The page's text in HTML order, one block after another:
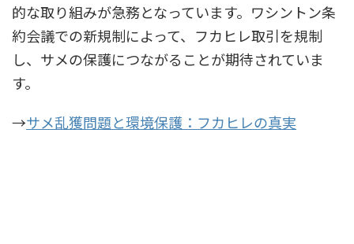
的な取り組みが急務となっています。ワシントン条
約会議での新規制によって、フカヒレ取引を規制
し、サメの保護につながることが期待されていま
す。
→サメ乱獲問題と環境保護：フカヒレの真実